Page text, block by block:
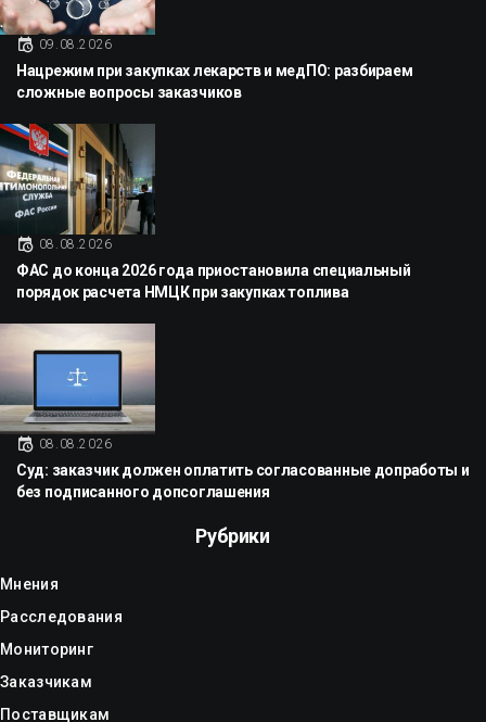
09.08.2026
Нацрежим при закупках лекарств и медПО: разбираем
сложные вопросы заказчиков
08.08.2026
ФАС до конца 2026 года приостановила специальный
порядок расчета НМЦК при закупках топлива
08.08.2026
Суд: заказчик должен оплатить согласованные допработы и
без подписанного допсоглашения
Рубрики
Мнения
Расследования
Мониторинг
Заказчикам
Поставщикам